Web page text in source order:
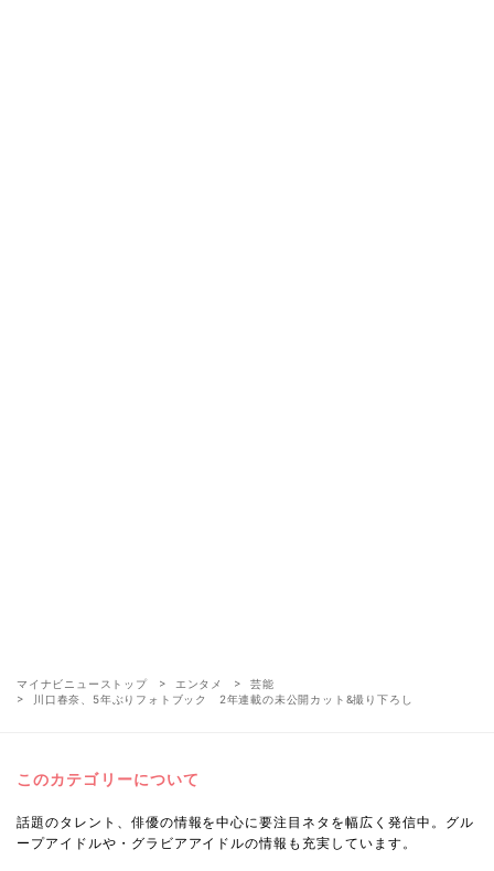
マイナビニューストップ エンタメ
芸能
川口春奈、5年ぶりフォトブック 2年連載の未公開カット&撮り下ろし
このカテゴリーについて
話題のタレント、俳優の情報を中心に要注目ネタを幅広く発信中。グル
ープアイドルや・グラビアアイドルの情報も充実しています。